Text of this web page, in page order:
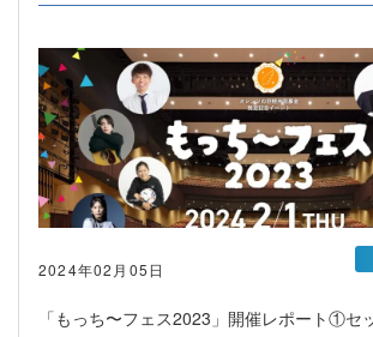
2024年02月05日
「もっち〜フェス2023」開催レポート①セ